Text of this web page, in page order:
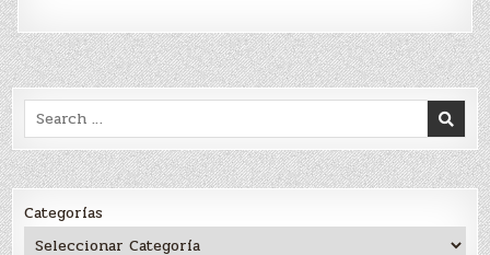
Search
for:
Categorías